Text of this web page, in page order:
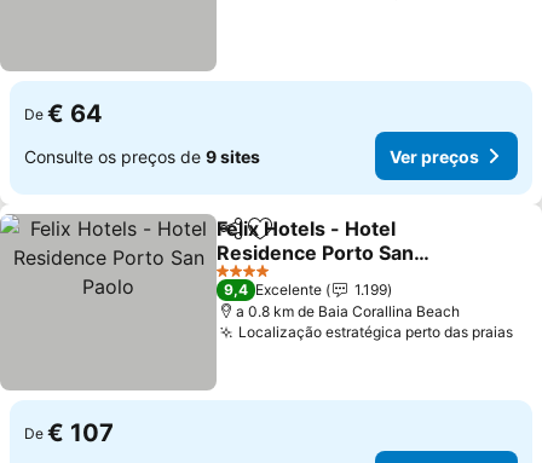
De € 64
Consulte os preços de 9 sites Ver preços
PartilharAdicionar aos favoritos
Felix Hotels - Hotel
Residence Porto San
Paolo
Ver preços
4 Estrelas
9,4 Excelente
1.199
a 0.8 km de Baia Corallina Beach
Localização estratégica perto das praias
De € 107